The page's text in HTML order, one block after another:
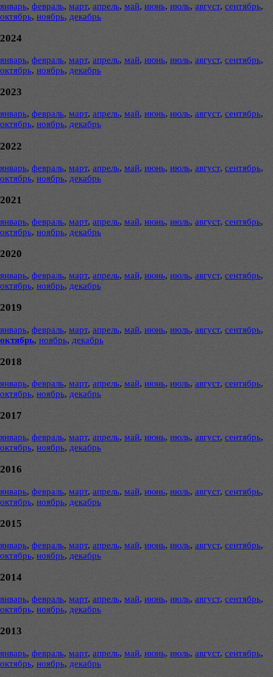
январь, февраль, март, апрель, май, июнь, июль, август, сентябрь,
октябрь, ноябрь, декабрь
2024
январь, февраль, март, апрель, май, июнь, июль, август, сентябрь,
октябрь, ноябрь, декабрь
2023
январь, февраль, март, апрель, май, июнь, июль, август, сентябрь,
октябрь, ноябрь, декабрь
2022
январь, февраль, март, апрель, май, июнь, июль, август, сентябрь,
октябрь, ноябрь, декабрь
2021
январь, февраль, март, апрель, май, июнь, июль, август, сентябрь,
октябрь, ноябрь, декабрь
2020
январь, февраль, март, апрель, май, июнь, июль, август, сентябрь,
октябрь, ноябрь, декабрь
2019
январь, февраль, март, апрель, май, июнь, июль, август, сентябрь,
октябрь, ноябрь, декабрь
2018
январь, февраль, март, апрель, май, июнь, июль, август, сентябрь,
октябрь, ноябрь, декабрь
2017
январь, февраль, март, апрель, май, июнь, июль, август, сентябрь,
октябрь, ноябрь, декабрь
2016
январь, февраль, март, апрель, май, июнь, июль, август, сентябрь,
октябрь, ноябрь, декабрь
2015
январь, февраль, март, апрель, май, июнь, июль, август, сентябрь,
октябрь, ноябрь, декабрь
2014
январь, февраль, март, апрель, май, июнь, июль, август, сентябрь,
октябрь, ноябрь, декабрь
2013
январь, февраль, март, апрель, май, июнь, июль, август, сентябрь,
октябрь, ноябрь, декабрь